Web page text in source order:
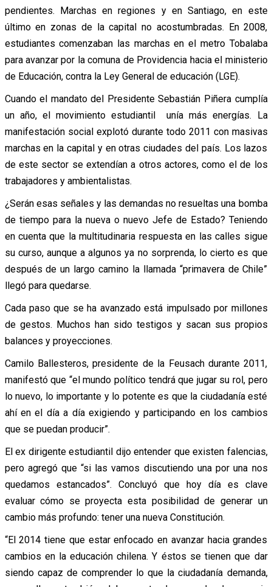
pendientes. Marchas en regiones y en Santiago, en este
último en zonas de la capital no acostumbradas. En 2008,
estudiantes comenzaban las marchas en el metro Tobalaba
para avanzar por la comuna de Providencia hacia el ministerio
de Educación, contra la Ley General de educación (LGE).
Cuando el mandato del Presidente Sebastián Piñera cumplía
un año, el movimiento estudiantil unía más energías. La
manifestación social explotó durante todo 2011 con masivas
marchas en la capital y en otras ciudades del país. Los lazos
de este sector se extendían a otros actores, como el de los
trabajadores y ambientalistas.
¿Serán esas señales y las demandas no resueltas una bomba
de tiempo para la nueva o nuevo Jefe de Estado? Teniendo
en cuenta que la multitudinaria respuesta en las calles sigue
su curso, aunque a algunos ya no sorprenda, lo cierto es que
después de un largo camino la llamada “primavera de Chile”
llegó para quedarse.
Cada paso que se ha avanzado está impulsado por millones
de gestos. Muchos han sido testigos y sacan sus propios
balances y proyecciones.
Camilo Ballesteros, presidente de la Feusach durante 2011,
manifestó que “el mundo político tendrá que jugar su rol, pero
lo nuevo, lo importante y lo potente es que la ciudadanía esté
ahí en el día a día exigiendo y participando en los cambios
que se puedan producir”.
El ex dirigente estudiantil dijo entender que existen falencias,
pero agregó que “si las vamos discutiendo una por una nos
quedamos estancados”. Concluyó que hoy día es clave
evaluar cómo se proyecta esta posibilidad de generar un
cambio más profundo: tener una nueva Constitución.
“El 2014 tiene que estar enfocado en avanzar hacia grandes
cambios en la educación chilena. Y éstos se tienen que dar
siendo capaz de comprender lo que la ciudadanía demanda,